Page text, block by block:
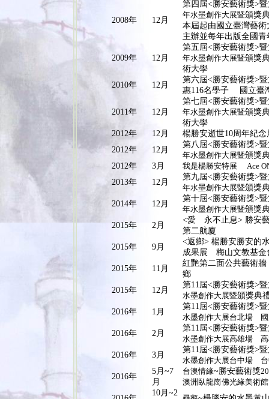
2008年 12月
第四屆<勝安藝術獎>
年水墨創作大展暨頒獎
本屆起由國立臺灣藝
主辦並每年出版全國
2009年 12月
第五屆<勝安藝術獎>
年水墨創作大展暨頒獎
術大學
2010年
12月
第六屆<勝安藝術獎>
惠116名學子 國立臺
2011年 12月
第七屆<勝安藝術獎>
年水墨創作大展暨頒獎
術大學
2012年
12月
楊勝安逝世10周年紀念
2012年
12月
第八屆<勝安藝術獎>
年水墨創作大展暨頒獎
2012年
3月
我是楊勝安特展 Ace
2013年
12月
第九屆<勝安藝術獎>
年水墨創作大展暨頒獎
2014年
12月
第十屆<勝安藝術獎>
年水墨創作大展暨頒獎
2015年
2月
<愛 永不止息> 勝安
第二航廈
2015年
9月
<返鄉> 楊勝安勝安的
成果展 梅山文教基金
2015年
11月
紅艷第二面公共藝術
鄉
2015年
12月
第11屆<勝安藝術獎>
水墨創作大展暨頒獎典
2016年
1月
第11屆<勝安藝術獎>
水墨創作大展台北場 國
2016年
2月
第11屆<勝安藝術獎>
水墨創作大展高雄場 高
2016年
3月
第11屆<勝安藝術獎>
水墨創作大展台中場 台
2016年
5月~7
月
台澳情緣~勝安藝術獎
澳洲臥龍崗佛光緣美術
10月~2